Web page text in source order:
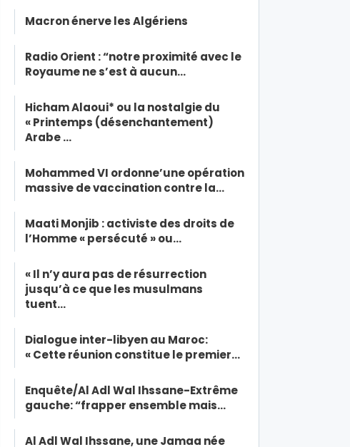
Macron énerve les Algériens
Radio Orient : “notre proximité avec le
Royaume ne s’est à aucun…
Hicham Alaoui* ou la nostalgie du
« Printemps (désenchantement)
Arabe …
Mohammed VI ordonne’une opération
massive de vaccination contre la…
Maati Monjib : activiste des droits de
l’Homme « persécuté » ou…
« Il n’y aura pas de résurrection
jusqu’à ce que les musulmans
tuent…
Dialogue inter-libyen au Maroc:
« Cette réunion constitue le premier…
Enquête/Al Adl Wal Ihssane-Extrême
gauche: “frapper ensemble mais…
Al Adl Wal Ihssane, une Jamaa née